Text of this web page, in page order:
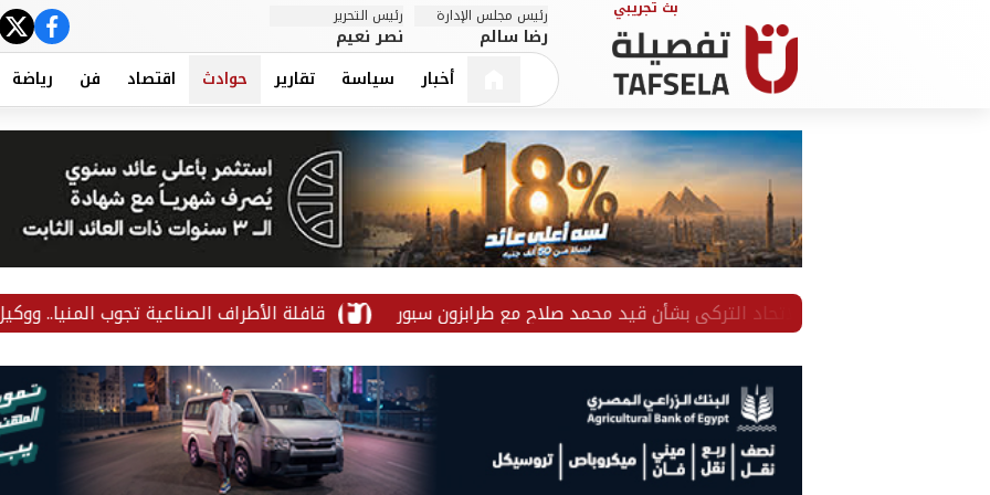
رئيس مجلس الإدارة
رضا سالم
رئيس التحرير
نصر نعيم
أخبار سياسة تقارير حوادث اقتصاد فن رياضة
قافلة الأطراف الصناعية تجوب المنيا.. ووكيل قرار هامًا من الاتحاد التركي بشأن قيد محمد صلاح مع طرابزون سبور